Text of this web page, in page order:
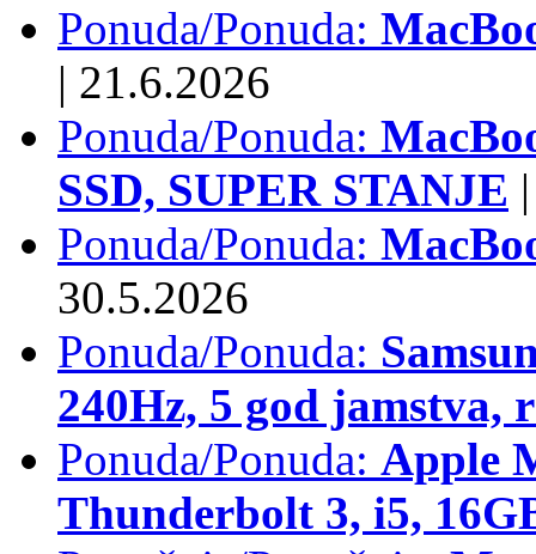
Ponuda/Ponuda:
| 21.6.2026
Ponuda/Ponuda:
SSD, SUPER STANJE |
Ponuda/Ponuda:
30.5.2026
Ponuda/Ponuda:
240Hz, 5 god jamstva,
Ponuda/Ponuda: Apple
Thunderbolt 3, i5,